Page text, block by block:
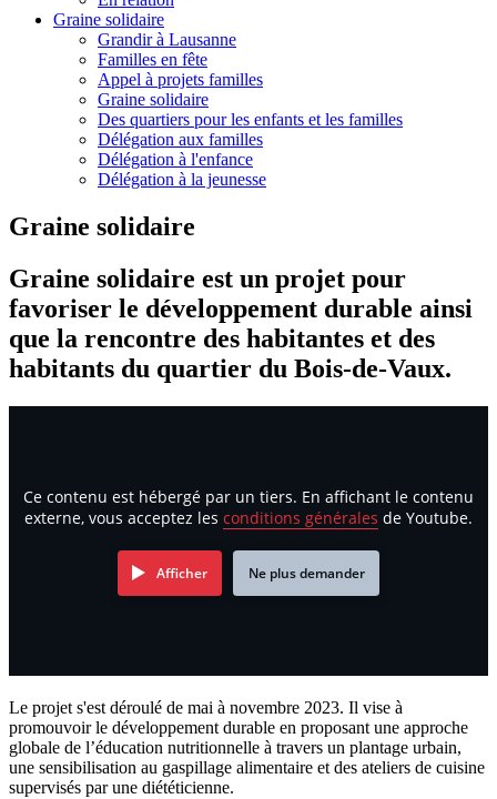
Graine solidaire
Grandir à Lausanne
Familles en fête
Appel à projets familles
Graine solidaire
Des quartiers pour les enfants et les familles
Délégation aux familles
Délégation à l'enfance
Délégation à la jeunesse
Graine solidaire
Graine solidaire est un projet pour
favoriser le développement durable ainsi
que la rencontre des habitantes et des
habitants du quartier du Bois-de-Vaux.
Ce contenu est hébergé par un tiers. En affichant le contenu
externe, vous acceptez les conditions générales de Youtube.
Afficher Ne plus demander
Le projet s'est déroulé de mai à novembre 2023. Il vise à
promouvoir le développement durable en proposant une approche
globale de l’éducation nutritionnelle à travers un plantage urbain,
une sensibilisation au gaspillage alimentaire et des ateliers de cuisine
supervisés par une diététicienne.